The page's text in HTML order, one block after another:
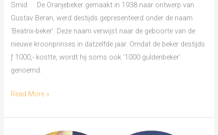
Smid De Oranjebeker gemaakt in 1938 naar ontwerp van
Gustav Beran, werd destijds gepresenteerd onder de naam
‘Beatrix-beker’. Deze naam verwijst naar de geboorte van de
nieuwe kroonprinses in datzelfde jaar. Omdat de beker destijds
ƒ 1000,- kostte, wordt hij soms ook ‘1000 guldenbeker’
genoemd.
Read More »